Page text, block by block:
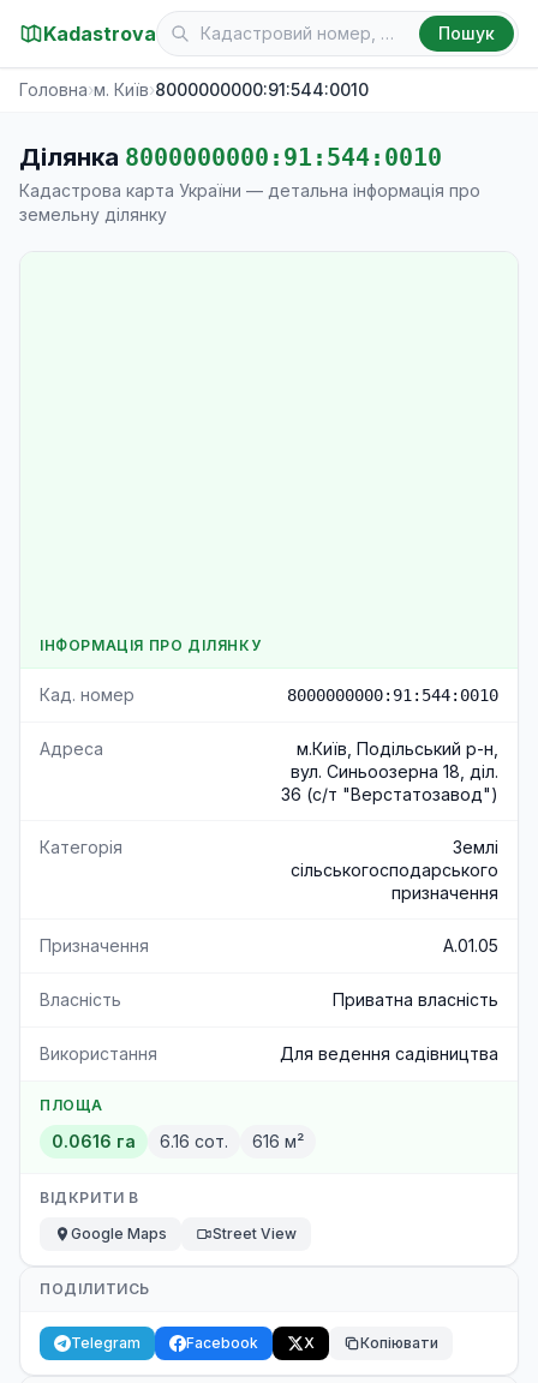
Kadastrova Пошук
Головна›м. Київ›8000000000:91:544:0010
Ділянка 8000000000:91:544:0010
Кадастрова карта України — детальна інформація про
земельну ділянку
ІНФОРМАЦІЯ ПРО ДІЛЯНКУ
Кад. номер 8000000000:91:544:0010
Адреса
м.Київ, Подільський р-н,
вул. Синьоозерна 18, діл.
36 (с/т "Верстатозавод")
Категорія
Землі
сільськогосподарського
призначення
Призначення A.01.05
Власність Приватна власність
Використання Для ведення садівництва
ПЛОЩА
0.0616 га 6.16 сот. 616 м²
ВІДКРИТИ В
Google Maps
Street View
ПОДІЛИТИСЬ
Telegram Facebook X Копіювати